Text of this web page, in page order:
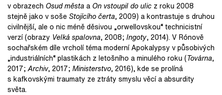
v obrazech Osud městaa On vstoupil do ulic z roku 2008
stejně jako v sošeStojícího čerta, 2009) a kontrastuje s druhou
civilnější, ale o nic méně děsivou „orwellovskou“ technicistní
verzí (obrazy Velká spalovna, 2008; Ingoty, 2014). V Rónově
sochařském díle vrcholí téma moderní Apokalypsy v působivých
„industriálních“ plastikách z letošního a minulého roku (Továrna,
2017; Archiv, 2017; Ministerstvo, 2016), kde se prolíná
s kafkovskými traumaty ze ztráty smyslu věcí a absurdity
světa.